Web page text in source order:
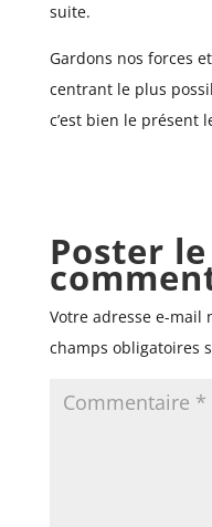
suite.
Gardons nos forces
centrant le plus
c’est bien le présent
Poster le
Votre adresse e-mail
champs obligatoires